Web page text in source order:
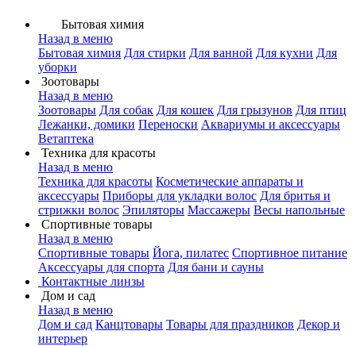
Бытовая химия
Назад в меню
Бытовая химия Для стирки Для ванной Для кухни Для
уборки
Зоотовары
Назад в меню
Зоотовары Для собак Для кошек Для грызунов Для птиц
Лежанки, домики Переноски Аквариумы и аксессуары
Ветаптека
Техника для красоты
Назад в меню
Техника для красоты Косметические аппараты и
аксессуары Приборы для укладки волос Для бритья и
стрижки волос Эпиляторы Массажеры Весы напольные
Спортивные товары
Назад в меню
Спортивные товары Йога, пилатес Спортивное питание
Аксессуары для спорта Для бани и сауны
Контактные линзы
Дом и сад
Назад в меню
Дом и сад Канцтовары Товары для праздников Декор и
интерьер